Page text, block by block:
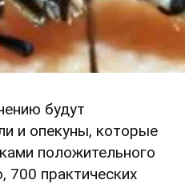
будут
и опекуны, которые
положительного
700 практических